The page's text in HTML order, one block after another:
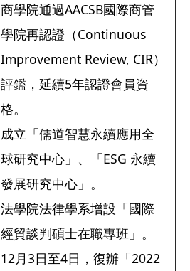
商學院通過AACSB國際商管
學院再認證（Continuous
Improvement Review, CIR）
評鑑，延續5年認證會員資
格。
成立「儒道智慧永續應用全
球研究中心」、「ESG 永續
發展研究中心」。
法學院法律學系增設「國際
經貿談判碩士在職專班」。
12月3日至4日，復辦「2022